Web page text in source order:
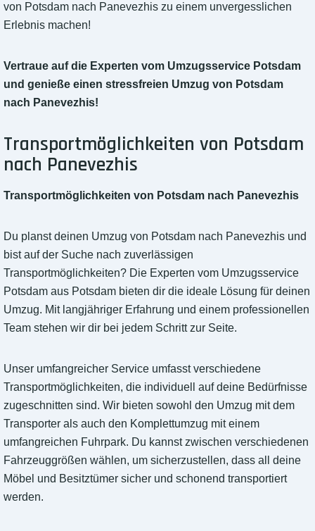
von Potsdam nach Panevezhis zu einem unvergesslichen
Erlebnis machen!
Vertraue auf die Experten vom Umzugsservice Potsdam
und genieße einen stressfreien Umzug von Potsdam
nach Panevezhis!
Transportmöglichkeiten von Potsdam
nach Panevezhis
Transportmöglichkeiten von Potsdam nach Panevezhis
Du planst deinen Umzug von Potsdam nach Panevezhis und
bist auf der Suche nach zuverlässigen
Transportmöglichkeiten? Die Experten vom Umzugsservice
Potsdam aus Potsdam bieten dir die ideale Lösung für deinen
Umzug. Mit langjähriger Erfahrung und einem professionellen
Team stehen wir dir bei jedem Schritt zur Seite.
Unser umfangreicher Service umfasst verschiedene
Transportmöglichkeiten, die individuell auf deine Bedürfnisse
zugeschnitten sind. Wir bieten sowohl den Umzug mit dem
Transporter als auch den Komplettumzug mit einem
umfangreichen Fuhrpark. Du kannst zwischen verschiedenen
Fahrzeuggrößen wählen, um sicherzustellen, dass all deine
Möbel und Besitztümer sicher und schonend transportiert
werden.